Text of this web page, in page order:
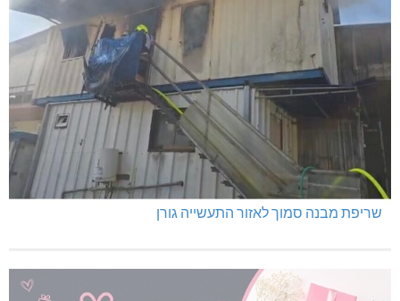
שריפת מבנה סמוך לאזור התעשייה גורן